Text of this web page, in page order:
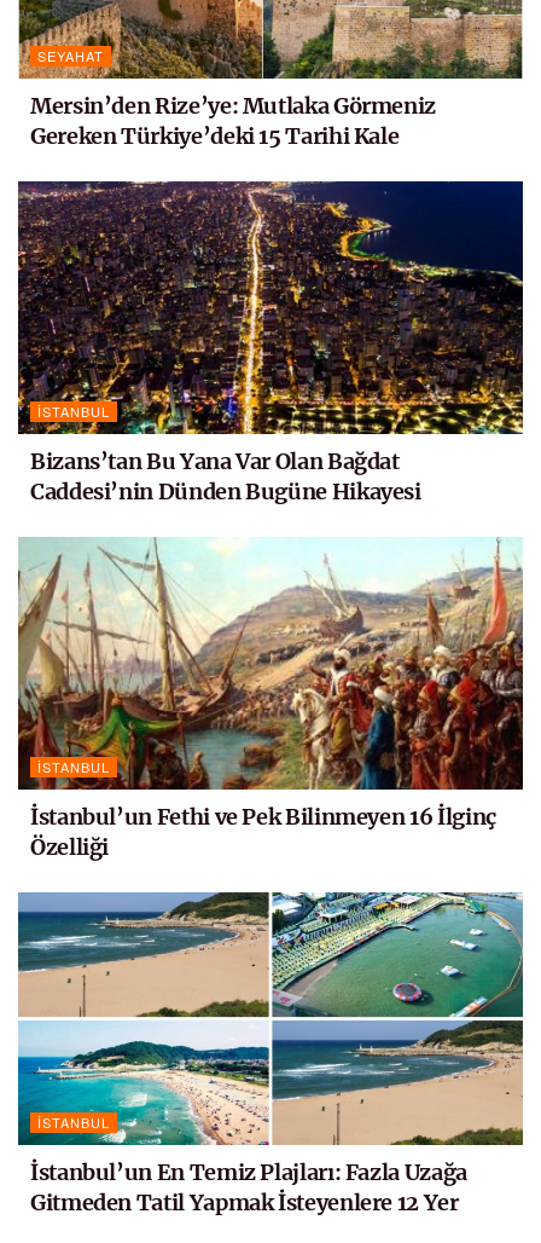
SEYAHAT
Mersin’den Rize’ye: Mutlaka Görmeniz
Gereken Türkiye’deki 15 Tarihi Kale
İSTANBUL
Bizans’tan Bu Yana Var Olan Bağdat
Caddesi’nin Dünden Bugüne Hikayesi
İSTANBUL
İstanbul’un Fethi ve Pek Bilinmeyen 16 İlginç
Özelliği
İSTANBUL
İstanbul’un En Temiz Plajları: Fazla Uzağa
Gitmeden Tatil Yapmak İsteyenlere 12 Yer